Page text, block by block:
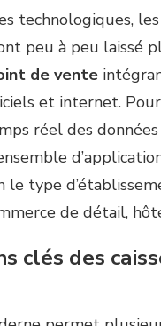
technologiques, les
peu à peu laissé
de vente
et internet.
réel des
le type
de détail,
clés des